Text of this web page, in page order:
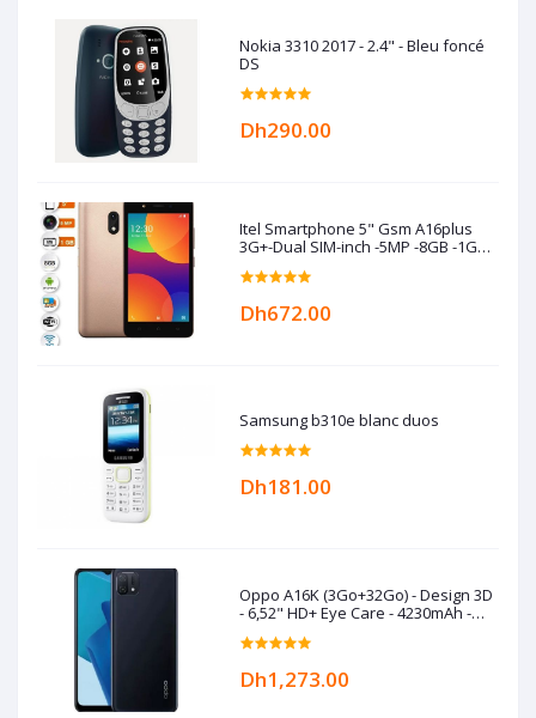
Nokia 3310 2017 - 2.4" - Bleu foncé
DS
Dh290.00
Itel Smartphone 5" Gsm A16plus
3G+-Dual SIM-inch -5MP -8GB -1GB
RAM -Gold
Dh672.00
Samsung b310e blanc duos
Dh181.00
Oppo A16K (3Go+32Go) - Design 3D
- 6,52" HD+ Eye Care - 4230mAh -
Black
Dh1,273.00